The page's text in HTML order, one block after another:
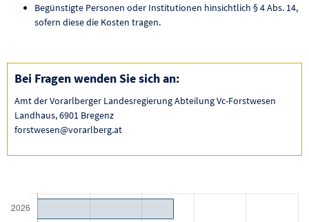
Begünstigte Personen oder Institutionen hinsichtlich § 4 Abs. 14,
sofern diese die Kosten tragen.
Bei Fragen wenden Sie sich an:
Amt der Vorarlberger Landesregierung Abteilung Vc-Forstwesen
Landhaus, 6901 Bregenz
forstwesen@vorarlberg.at